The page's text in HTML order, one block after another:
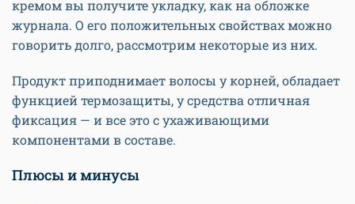
кремом вы получите укладку, как на обложке
журнала. О его положительных свойствах можно
говорить долго, рассмотрим некоторые из них.
Продукт приподнимает волосы у корней, обладает
функцией термозащиты, у средства отличная
фиксация — и все это с ухаживающими
компонентами в составе.
Плюсы и минусы